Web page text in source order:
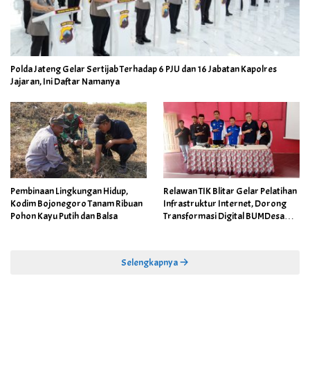
Polda Jateng Gelar Sertijab Terhadap 6 PJU dan 16 Jabatan Kapolres
Jajaran, Ini Daftar Namanya
Pembinaan Lingkungan Hidup,
Kodim Bojonegoro Tanam Ribuan
Pohon Kayu Putih dan Balsa
Relawan TIK Blitar Gelar Pelatihan
Infrastruktur Internet, Dorong
Transformasi Digital BUMDesa
Selengkapnya